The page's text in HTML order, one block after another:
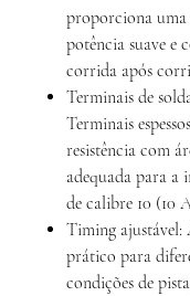
proporciona uma
potência suave e
corrida após
Terminais de
Terminais
resistência com
adequada para a
de calibre 10 (10
Timing ajustável:
prático para
condições de